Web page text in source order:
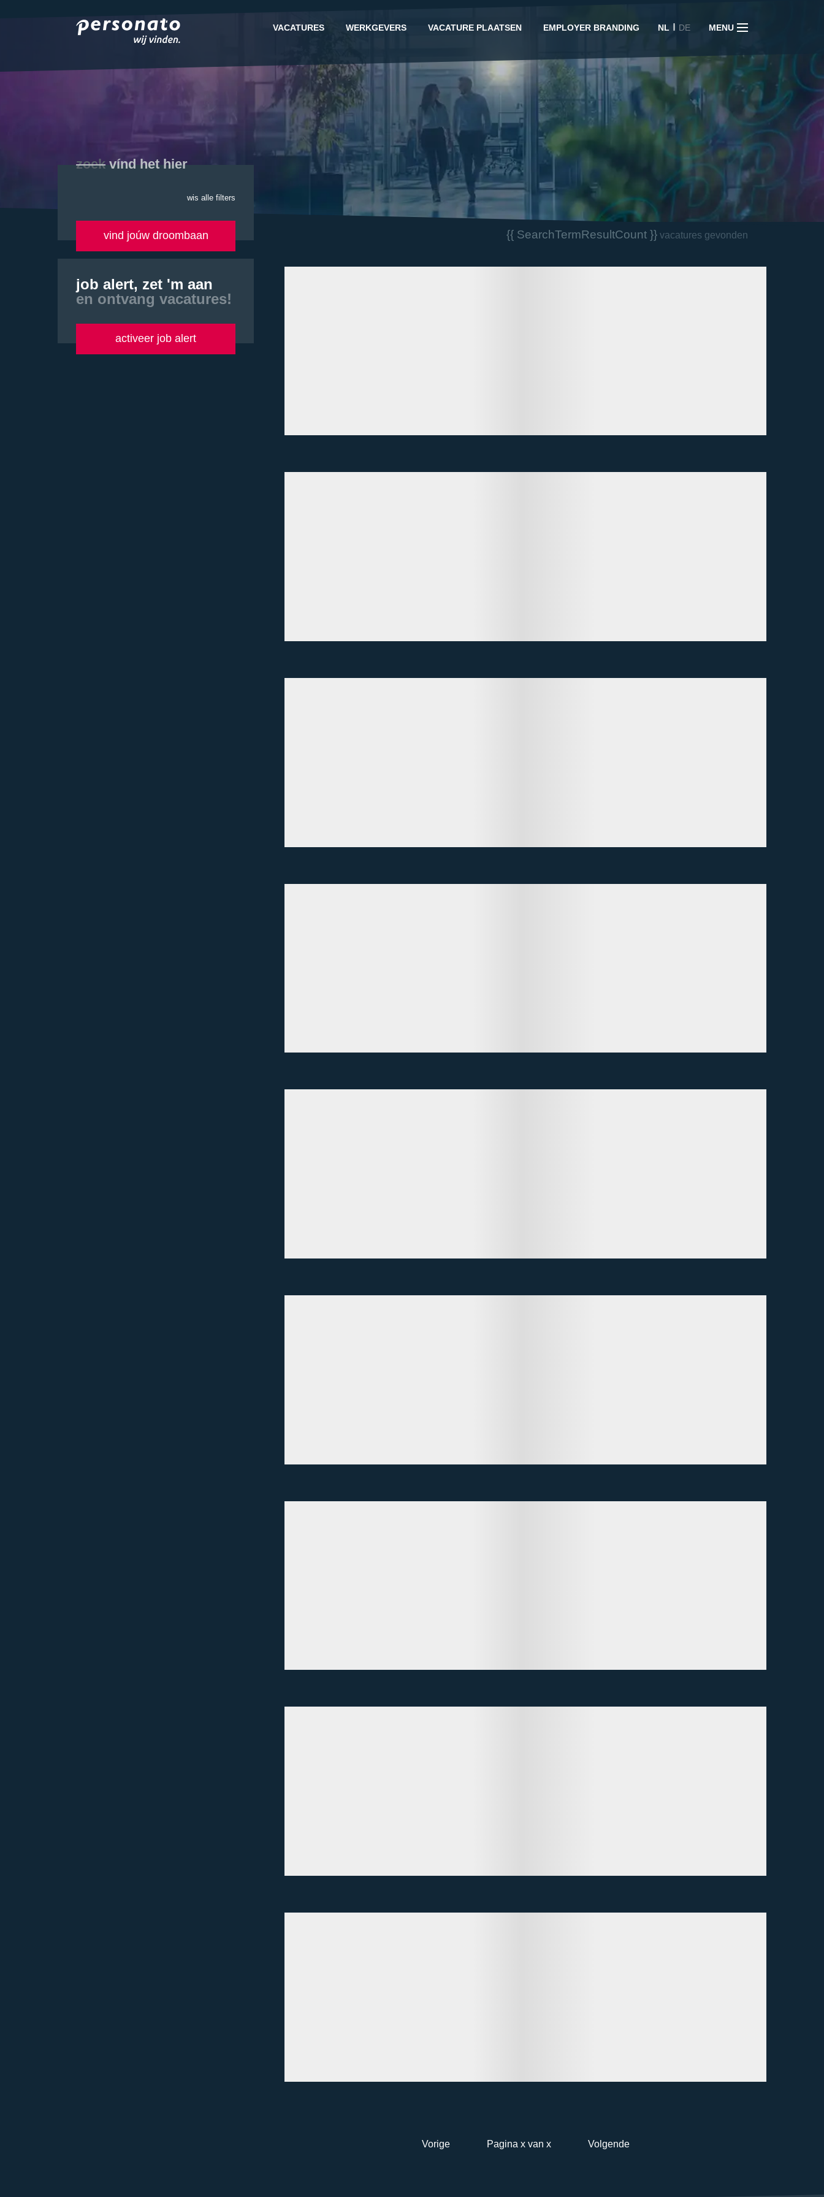
ONZE DIENSTEN
OVER PERSONATO
CONTACT
VACATURES WERKGEVERS VACATURE PLAATSEN EMPLOYER BRANDING NL I DE MENU
zoekvínd het hier
wis alle filters
vind joúw droombaan
job alert, zet 'm aan
en ontvang vacatures!
activeer job alert
{{ SearchTermResultCount }}vacatures gevonden
Vorige Pagina x van x Volgende